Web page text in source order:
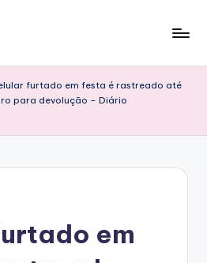
furtado em festa é rastreado até
para devolução – Diário
em